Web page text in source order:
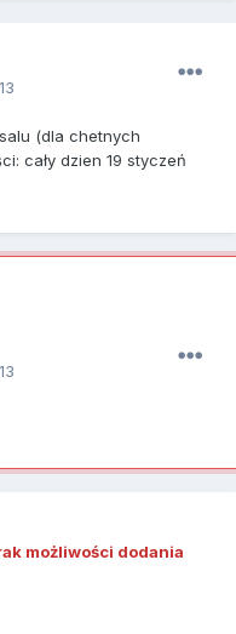
(dla chetnych
cały dzien 19 styczeń
możliwości dodania